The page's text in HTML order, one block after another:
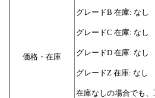
価格・在庫
グレードB 在庫: なし
グレードC 在庫: なし
グレードD 在庫: なし
グレードZ 在庫: なし
在庫なしの場合でも、